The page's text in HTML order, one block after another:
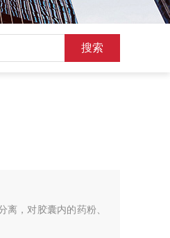
，对胶囊内的药粉、